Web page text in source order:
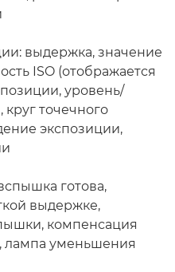
выдержка, значение
ISO (отображается
уровень/
точечного
экспозиции,
готова,
выдержке,
компенсация
лампа уменьшения